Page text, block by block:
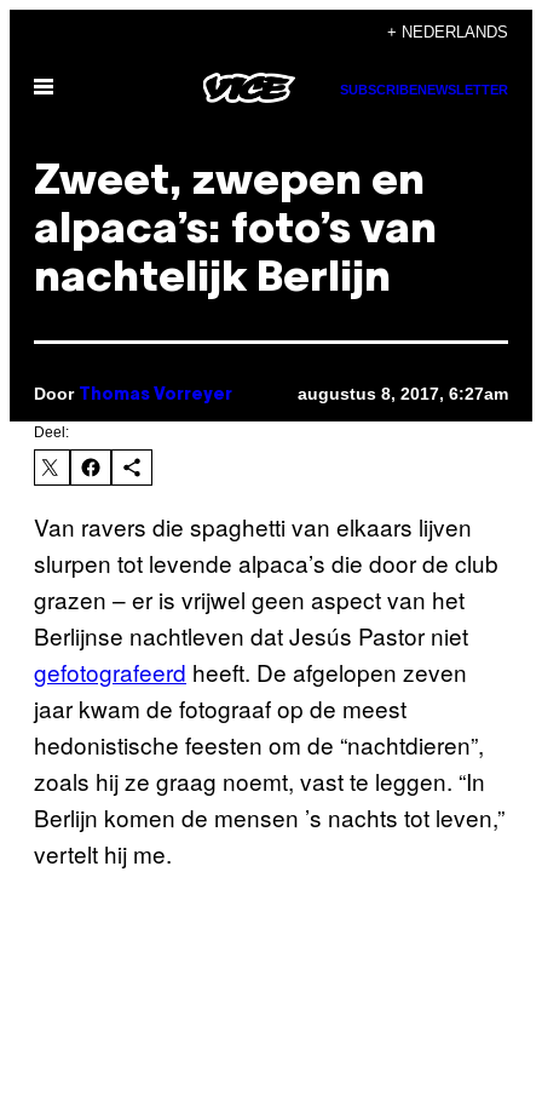
de
+ NEDERLANDS
Open
SUBSCRIBENEWSLETTER
Zweet, zwepen en
alpaca’s: foto’s van
nachtelijk Berlijn
Door Thomas Vorreyer augustus 8, 2017, 6:27am
Deel:
Van ravers die spaghetti van elkaars lijven
slurpen tot levende alpaca’s die door de club
grazen – er is vrijwel geen aspect van het
Berlijnse nachtleven dat Jesús Pastor niet
gefotografeerd heeft. De afgelopen zeven
jaar kwam de fotograaf op de meest
hedonistische feesten om de “nachtdieren”,
zoals hij ze graag noemt, vast te leggen. “In
Berlijn komen de mensen ’s nachts tot leven,”
vertelt hij me.